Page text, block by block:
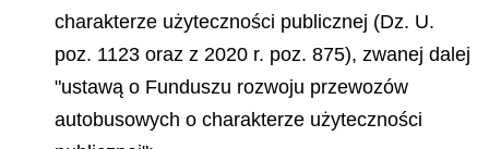
charakterze użyteczności publicznej (Dz. U.
poz. 1123 oraz z 2020 r. poz. 875), zwanej dalej
"ustawą o Funduszu rozwoju przewozów
autobusowych o charakterze użyteczności